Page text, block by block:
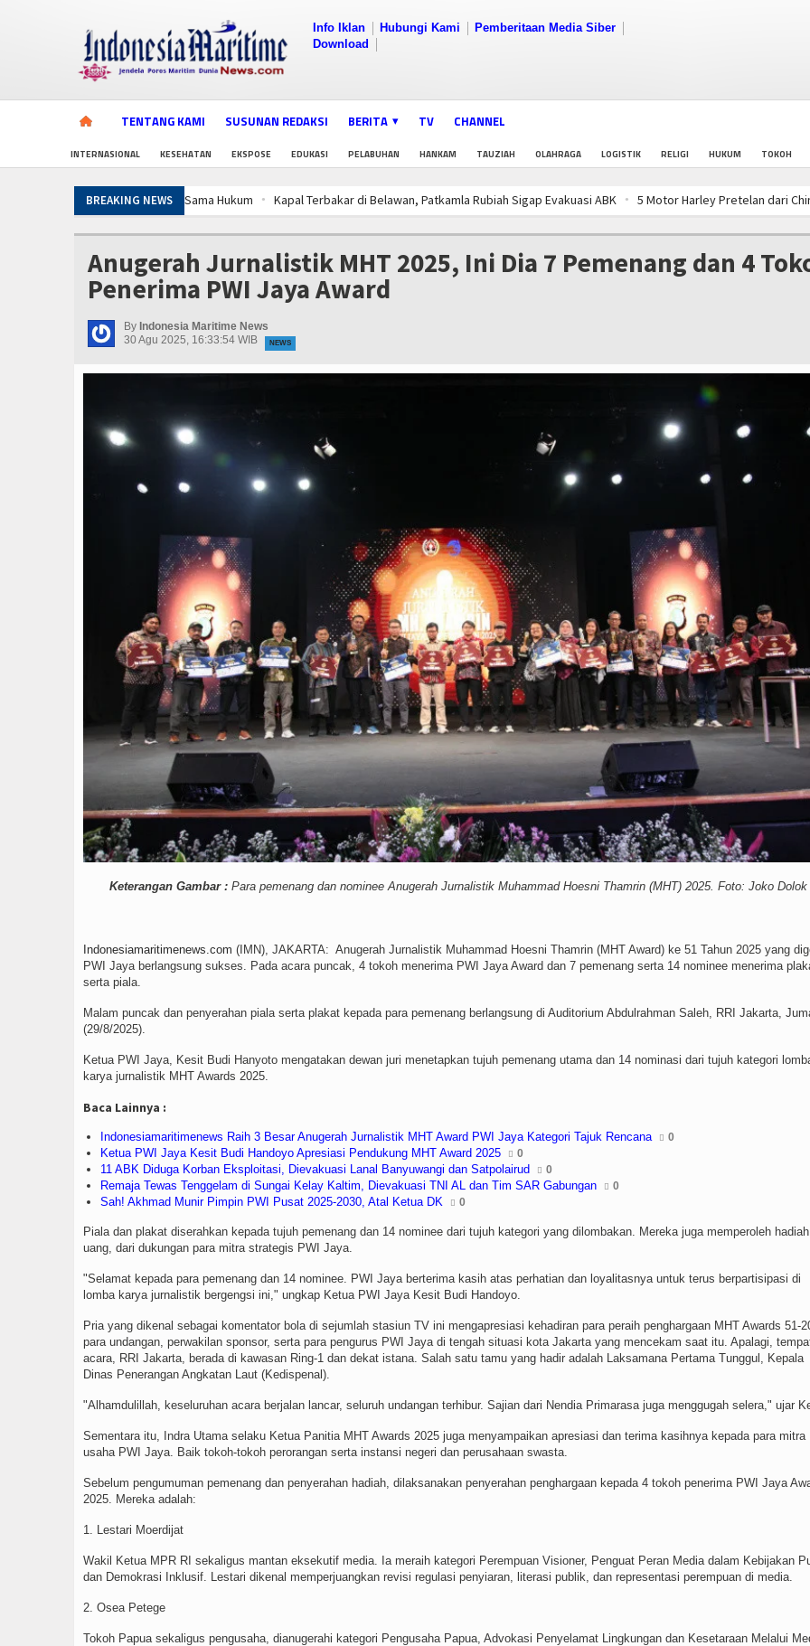
Info Iklan Hubungi Kami
Pemberitaan Media Siber
Download
TENTANG KAMI SUSUNAN REDAKSI BERITA TV CHANNEL
INTERNASIONAL KESEHATAN EKSPOSE EDUKASI PELABUHAN HANKAM TAUZIAH OLAHRAGA LOGISTIK RELIGI HUKUM TOKOH
BREAKING NEWS Kapal Terbakar di Belawan, Patkamla Rubiah Sigap Evakuasi ABK 5 Motor Harley Pretelan dari China
5 Motor Harley Pretelan dari China
Aksi Kolaborasi Lindungi Mangrove dan Populasi Kerang Dara di Bangka Belitung
PWI Pusat-AFPI Gelar
Kapal Terbakar di Belawan, Patkamla Rubiah Sigap Evakuasi ABK
5 Motor Harley Pretelan dari China
Aksi Kolaborasi Lindungi Mangrove dan Populasi Kerang Dara di Bangka Belitung
PWI Pusat-AFPI Gelar
Anugerah Jurnalistik MHT 2025, Ini Dia 7 Pemenang dan 4
Penerima PWI Jaya Award
By Indonesia Maritime News
30 Agu 2025, 16:33:54 WIB
NEWS
Keterangan Gambar : Para pemenang dan nominee Anugerah Jurnalistik Muhammad Hoesni Thamrin (MHT) 2025. Foto: Joko Dolok
Indonesiamaritimenews.com (IMN), JAKARTA: Anugerah Jurnalistik Muhammad Hoesni Thamrin (MHT Award) ke 51 Tahun 2025 yang
PWI Jaya berlangsung sukses. Pada acara puncak, 4 tokoh menerima PWI Jaya Award dan 7 pemenang serta 14 nominee menerima
serta piala.
Malam puncak dan penyerahan piala serta plakat kepada para pemenang berlangsung di Auditorium Abdulrahman Saleh, RRI Jakarta,
(29/8/2025).
Ketua PWI Jaya, Kesit Budi Hanyoto mengatakan dewan juri menetapkan tujuh pemenang utama dan 14 nominasi dari tujuh kategori
karya jurnalistik MHT Awards 2025.
Baca Lainnya :
Indonesiamaritimenews Raih 3 Besar Anugerah Jurnalistik MHT Award PWI Jaya Kategori Tajuk Rencana 0
Ketua PWI Jaya Kesit Budi Handoyo Apresiasi Pendukung MHT Award 2025 0
11 ABK Diduga Korban Eksploitasi, Dievakuasi Lanal Banyuwangi dan Satpolairud 0
Remaja Tewas Tenggelam di Sungai Kelay Kaltim, Dievakuasi TNI AL dan Tim SAR Gabungan 0
Sah! Akhmad Munir Pimpin PWI Pusat 2025-2030, Atal Ketua DK 0
Piala dan plakat diserahkan kepada tujuh pemenang dan 14 nominee dari tujuh kategori yang dilombakan. Mereka juga memperoleh hadiah
uang, dari dukungan para mitra strategis PWI Jaya.
"Selamat kepada para pemenang dan 14 nominee. PWI Jaya berterima kasih atas perhatian dan loyalitasnya untuk terus berpartisipasi di
lomba karya jurnalistik bergengsi ini," ungkap Ketua PWI Jaya Kesit Budi Handoyo.
Pria yang dikenal sebagai komentator bola di sejumlah stasiun TV ini mengapresiasi kehadiran para peraih penghargaan MHT Awards 51-
para undangan, perwakilan sponsor, serta para pengurus PWI Jaya di tengah situasi kota Jakarta yang mencekam saat itu. Apalagi,
acara, RRI Jakarta, berada di kawasan Ring-1 dan dekat istana. Salah satu tamu yang hadir adalah Laksamana Pertama Tunggul, Kepala
Dinas Penerangan Angkatan Laut (Kedispenal).
"Alhamdulillah, keseluruhan acara berjalan lancar, seluruh undangan terhibur. Sajian dari Nendia Primarasa juga menggugah selera," ujar
Sementara itu, Indra Utama selaku Ketua Panitia MHT Awards 2025 juga menyampaikan apresiasi dan terima kasihnya kepada para mitra
usaha PWI Jaya. Baik tokoh-tokoh perorangan serta instansi negeri dan perusahaan swasta.
Sebelum pengumuman pemenang dan penyerahan hadiah, dilaksanakan penyerahan penghargaan kepada 4 tokoh penerima PWI Jaya
2025. Mereka adalah:
1. Lestari Moerdijat
Wakil Ketua MPR RI sekaligus mantan eksekutif media. Ia meraih kategori Perempuan Visioner, Penguat Peran Media dalam Kebijakan
dan Demokrasi Inklusif. Lestari dikenal memperjuangkan revisi regulasi penyiaran, literasi publik, dan representasi perempuan di media.
2. Osea Petege
Tokoh Papua sekaligus pengusaha, dianugerahi kategori Pengusaha Papua, Advokasi Penyelamat Lingkungan dan Kesetaraan Melalui